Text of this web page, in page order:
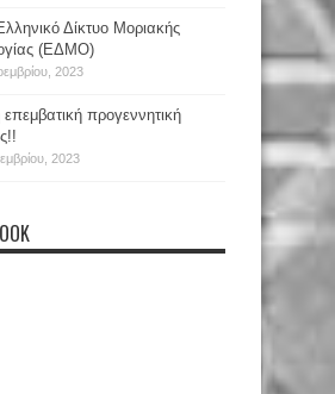
Δίκτυο Μοριακής
(ΕΔΜΟ)
2023
προγεννητική
2023